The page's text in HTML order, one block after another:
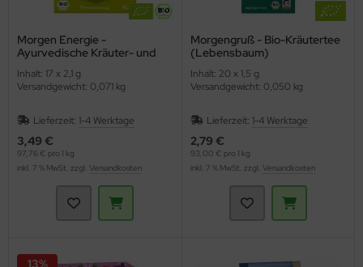
Morgen Energie -
Ayurvedische Kräuter- und
TEA)
Inhalt: 17 x 2,1 g
Versandgewicht: 0,071 kg
Lieferzeit: 1-4 Werktage
3,49 €
97,76 € pro 1 kg
inkl. 7 % MwSt. zzgl. Versandkosten
Morgengruß - Bio-Kräutertee
(Lebensbaum)
Inhalt: 20 x 1,5 g
Versandgewicht: 0,050 kg
Lieferzeit: 1-4 Werktage
2,79 €
93,00 € pro 1 kg
inkl. 7 % MwSt. zzgl. Versandkosten
13%